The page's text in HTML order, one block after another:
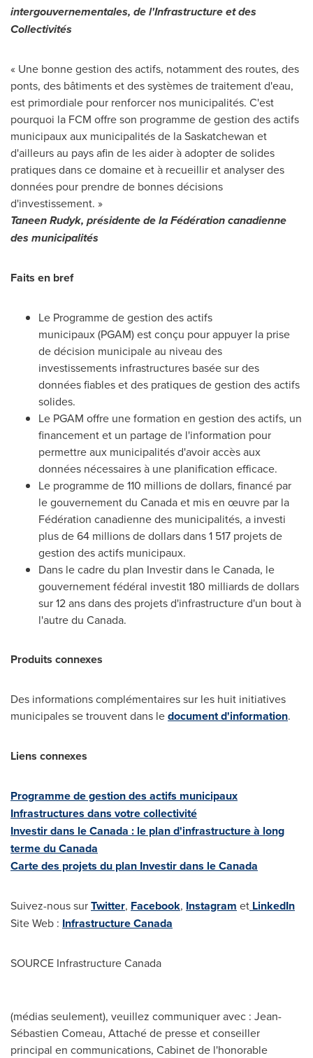
intergouvernementales, de l'Infrastructure et des
Collectivités
« Une bonne gestion des actifs, notamment des routes, des
ponts, des bâtiments et des systèmes de traitement d'eau,
est primordiale pour renforcer nos municipalités. C'est
pourquoi la FCM offre son programme de gestion des actifs
municipaux aux municipalités de laSaskatchewan et
d'ailleurs au pays afin de les aider à adopter de solides
pratiques dans ce domaine et à recueillir et analyser des
données pour prendre de bonnes décisions
d'investissement. »
Taneen Rudyk, présidente de la Fédération canadienne
des municipalités
Faits en bref
Le Programme de gestion des actifs
municipaux (PGAM) est conçu pour appuyer la prise
de décision municipale au niveau des
investissements infrastructures basée sur des
données fiables et des pratiques de gestion des actifs
solides.
Le PGAM offre une formation en gestion des actifs, un
financement et un partage de l'information pour
permettre aux municipalités d'avoir accès aux
données nécessaires à une planification efficace.
Le programme de 110 millions de dollars, financé par
le gouvernement du Canadaet mis en œuvre par la
Fédération canadienne des municipalités, a investi
plus de 64 millions de dollars dans 1 517 projets de
gestion des actifs municipaux.
Dans le cadre du plan Investir dans leCanada, le
gouvernement fédéral investit 180 milliards de dollars
sur 12 ans dans des projets d'infrastructure d'un bout à
l'autre du Canada.
Produits connexes
Des informations complémentaires sur les huit initiatives
municipales se trouvent dans ledocument d'information.
Liens connexes
Programme de gestion des actifs municipaux
Infrastructures dans votre collectivité
Investir dans leCanada : le plan d'infrastructure à long
terme duCanada
Carte des projets du plan Investir dans leCanada
Suivez-nous surTwitter, Facebook, Instagram et LinkedIn
Site Web : InfrastructureCanada
SOURCE Infrastructure Canada
(médias seulement), veuillez communiquer avec : Jean-
Sébastien Comeau, Attaché de presse et conseiller
principal en communications, Cabinet de l'honorable